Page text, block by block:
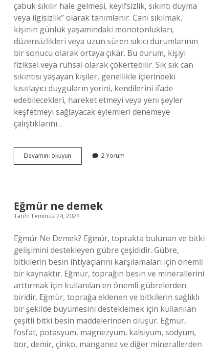
çabuk sıkılır hale gelmesi, keyifsizlik, sıkıntı duyma
veya ilgisizlik” olarak tanımlanır. Canı sıkılmak,
kişinin günlük yaşamındaki monotonlukları,
düzensizlikleri veya uzun süren sıkıcı durumlarının
bir sonucu olarak ortaya çıkar. Bu durum, kişiyi
fiziksel veya ruhsal olarak çökertebilir. Sık sık can
sıkıntısı yaşayan kişiler, genellikle içlerindeki
kısıtlayıcı duyguların yerini, kendilerini ifade
edebilecekleri, hareket etmeyi veya yeni şeyler
keşfetmeyi sağlayacak eylemleri denemeye
çalıştıklarını…
Devamını okuyun
sıkılmak
2 Yorum
Eğmür ne demek
Tarih: Temmuz 24, 2024
Eğmür Ne Demek? Eğmür, toprakta bulunan ve bitki
gelişimini destekleyen gübre çeşididir. Gübre,
bitkilerin besin ihtiyaçlarını karşılamaları için önemli
bir kaynaktır. Eğmür, toprağın besin ve minerallerini
arttırmak için kullanılan en önemli gübrelerden
biridir. Eğmür, toprağa eklenen ve bitkilerin sağlıklı
bir şekilde büyümesini desteklemek için kullanılan
çeşitli bitki besin maddelerinden oluşur. Eğmür,
fosfat, potasyum, magnezyum, kalsiyum, sodyum,
bor, demir, çinko, manganez ve diğer minerallerden